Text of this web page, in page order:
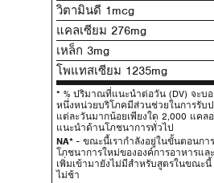
วิตามินดี 1mcg
แคลเซียม 276mg
เหล็ก 3mg
โพแทสเซียม 1235mg
* % ปริมาณที่แนะนําต่อวัน (DV) จะบ
หนึ่งหน่วยบริโภคมีส่วนช่วยในการรับ
แต่ละวันมากน้อยเพียงใด 2,000 แคล
แนะนําด้านโภชนาการทั่วไป
NA* - ขณะนี้เรากําลังอยู่ในขั้นตอนก
โภชนาการใหม่ขององค์การอาหารแ
เพิ่มเข้ามายังไม่มีสําหรับสูตรในขณะนี้
ไม่ช้า